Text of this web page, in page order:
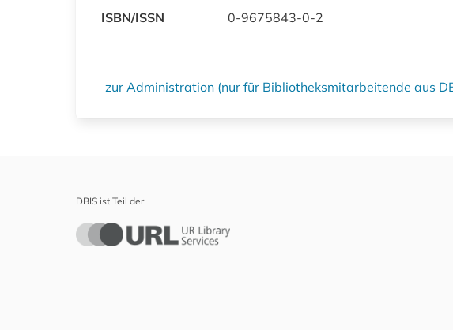
ISBN/ISSN
0-9675843-0-2
zur Administration (nur für Bibliotheksmitarbeitende aus
DBIS ist Teil der